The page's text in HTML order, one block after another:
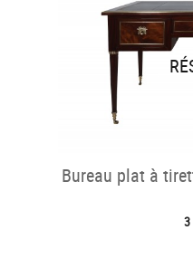
Bureau plat à